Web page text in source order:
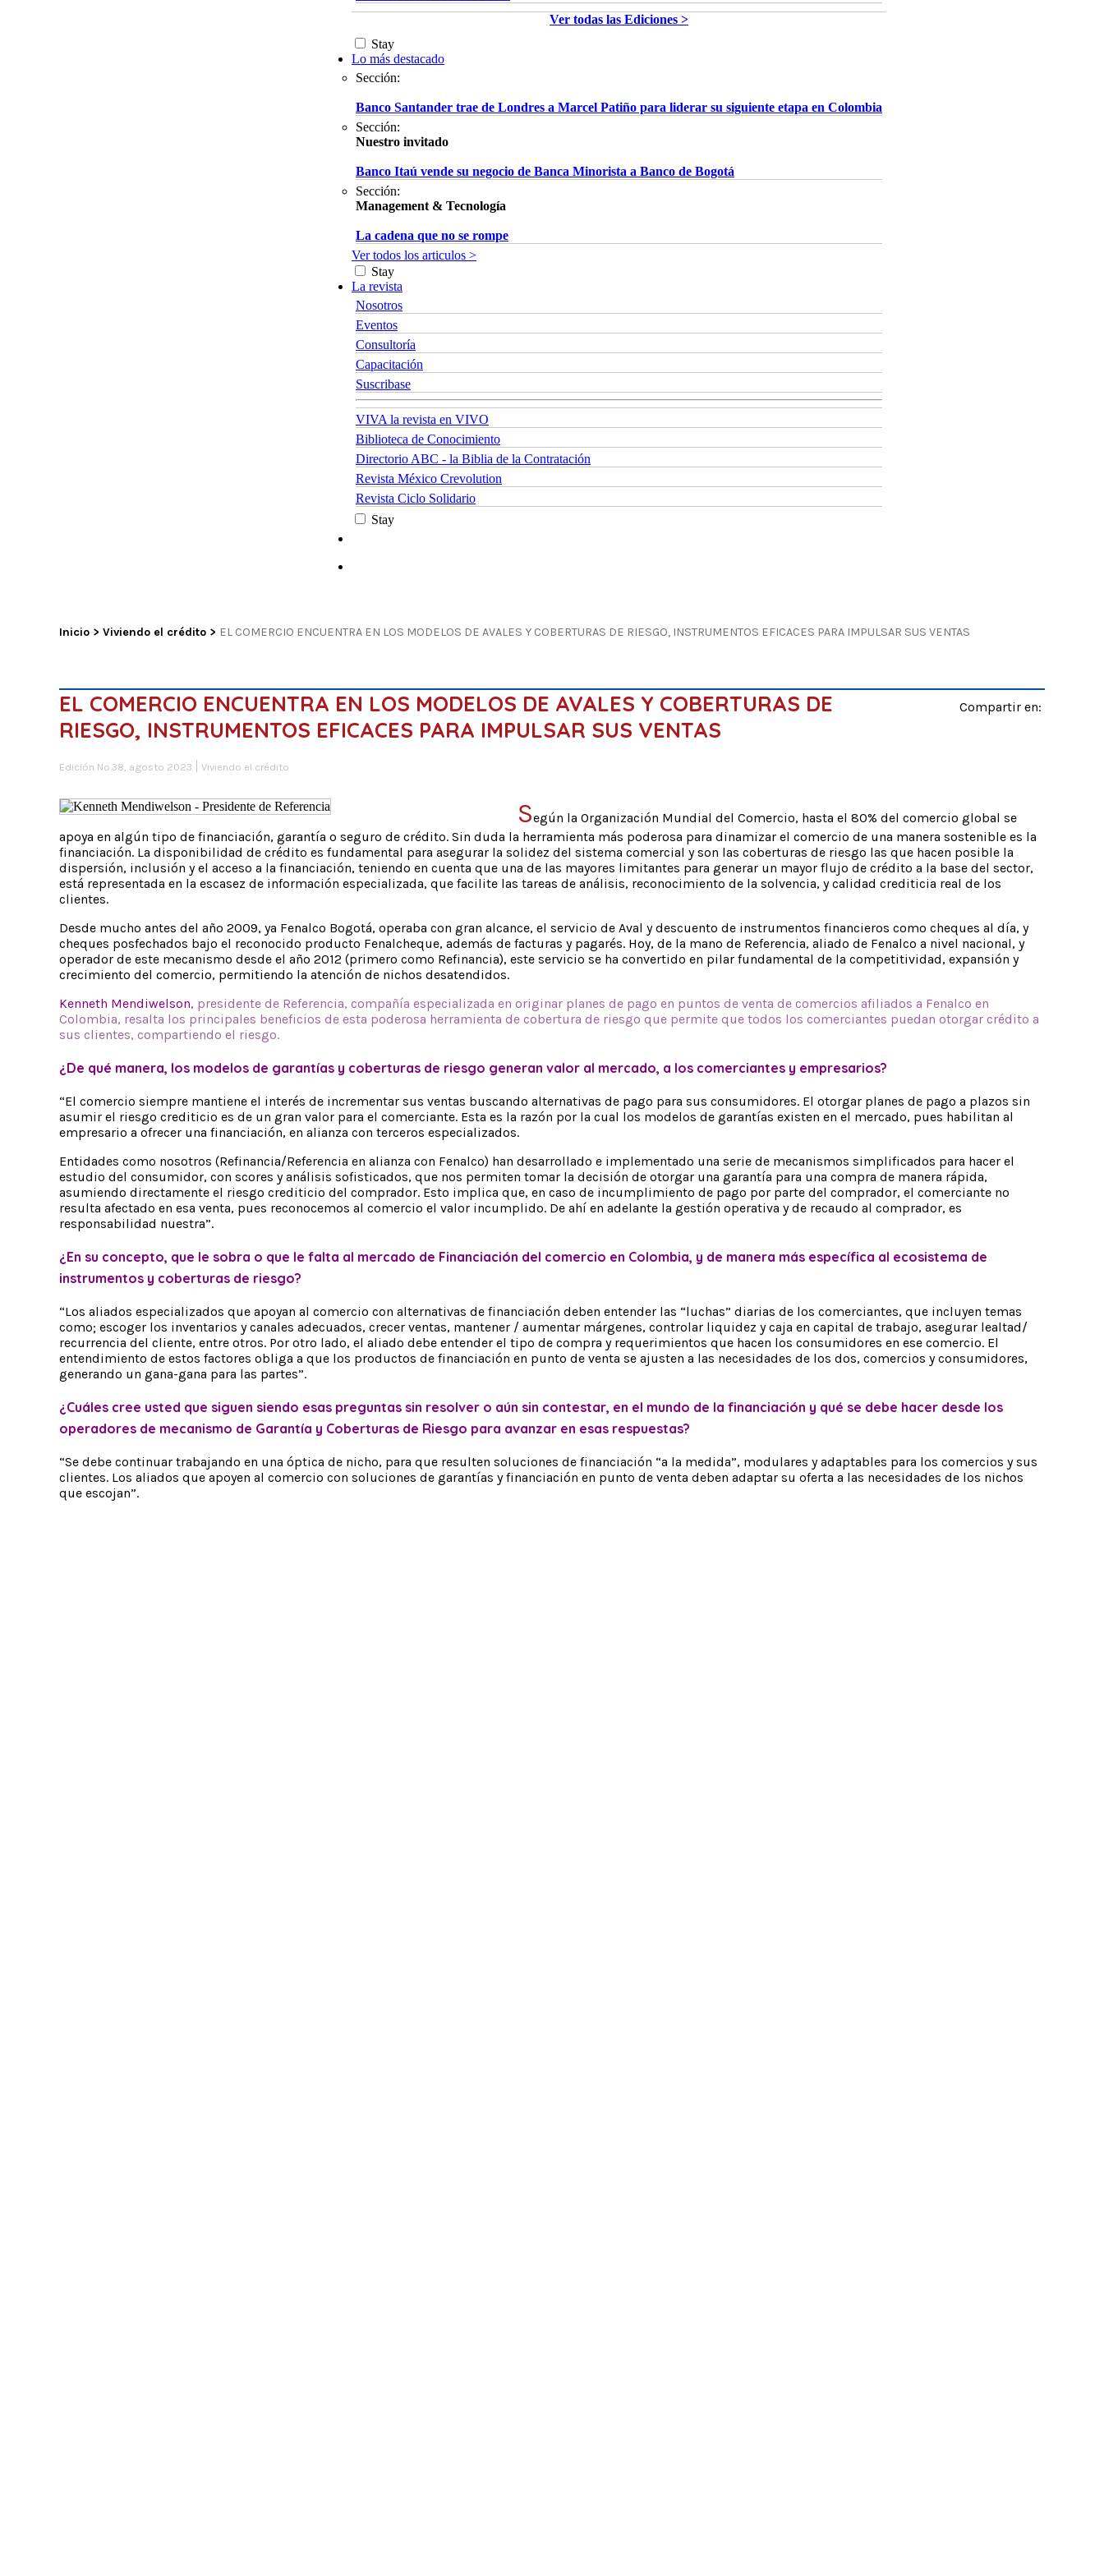
Ver todas las Ediciones >
Stay
Lo más destacado
Sección:
Banco Santander trae de Londres a Marcel Patiño para liderar su siguiente etapa en Colombia
Sección:
Nuestro invitado
Banco Itaú vende su negocio de Banca Minorista a Banco de Bogotá
Sección:
Management & Tecnología
La cadena que no se rompe
Ver todos los articulos >
Stay
La revista
Nosotros
Eventos
Consultoría
Capacitación
Suscribase
VIVA la revista en VIVO
Biblioteca de Conocimiento
Directorio ABC - la Biblia de la Contratación
Revista México Crevolution
Revista Ciclo Solidario
Stay
Inicio > Viviendo el crédito > EL COMERCIO ENCUENTRA EN LOS MODELOS DE AVALES Y COBERTURAS DE RIESGO, INSTRUMENTOS EFICACES PARA IMPULSAR SUS VENTAS
EL COMERCIO ENCUENTRA EN LOS MODELOS DE AVALES Y COBERTURAS DE
RIESGO, INSTRUMENTOS EFICACES PARA IMPULSAR SUS VENTAS
Compartir en:
Edición No.38, agosto 2023 Viviendo el crédito
Según la Organización Mundial del Comercio, hasta el 80% del comercio global se
apoya en algún tipo de financiación, garantía o seguro de crédito. Sin duda la herramienta más poderosa para dinamizar el comercio de una manera sostenible es la
financiación. La disponibilidad de crédito es fundamental para asegurar la solidez del sistema comercial y son las coberturas de riesgo las que hacen posible la
dispersión, inclusión y el acceso a la financiación, teniendo en cuenta que una de las mayores limitantes para generar un mayor flujo de crédito a la base del sector,
está representada en la escasez de información especializada, que facilite las tareas de análisis, reconocimiento de la solvencia, y calidad crediticia real de los
clientes.
Desde mucho antes del año 2009, ya Fenalco Bogotá, operaba con gran alcance, el servicio de Aval y descuento de instrumentos financieros como cheques al día, y
cheques posfechados bajo el reconocido producto Fenalcheque, además de facturas y pagarés. Hoy, de la mano de Referencia, aliado de Fenalco a nivel nacional, y
operador de este mecanismo desde el año 2012 (primero como Refinancia), este servicio se ha convertido en pilar fundamental de la competitividad, expansión y
crecimiento del comercio, permitiendo la atención de nichos desatendidos.
Kenneth Mendiwelson, presidente de Referencia, compañía especializada en originar planes de pago en puntos de venta de comercios afiliados a Fenalco en
Colombia, resalta los principales beneficios de esta poderosa herramienta de cobertura de riesgo que permite que todos los comerciantes puedan otorgar crédito a
sus clientes, compartiendo el riesgo.
¿De qué manera, los modelos de garantías y coberturas de riesgo generan valor al mercado, a los comerciantes y empresarios?
“El comercio siempre mantiene el interés de incrementar sus ventas buscando alternativas de pago para sus consumidores. El otorgar planes de pago a plazos sin
asumir el riesgo crediticio es de un gran valor para el comerciante. Esta es la razón por la cual los modelos de garantías existen en el mercado, pues habilitan al
empresario a ofrecer una financiación, en alianza con terceros especializados.
Entidades como nosotros (Refinancia/Referencia en alianza con Fenalco) han desarrollado e implementado una serie de mecanismos simplificados para hacer el
estudio del consumidor, con scores y análisis sofisticados, que nos permiten tomar la decisión de otorgar una garantía para una compra de manera rápida,
asumiendo directamente el riesgo crediticio del comprador. Esto implica que, en caso de incumplimiento de pago por parte del comprador, el comerciante no
resulta afectado en esa venta, pues reconocemos al comercio el valor incumplido. De ahí en adelante la gestión operativa y de recaudo al comprador, es
responsabilidad nuestra”.
¿En su concepto, que le sobra o que le falta al mercado de Financiación del comercio en Colombia, y de manera más específica al ecosistema de
instrumentos y coberturas de riesgo?
“Los aliados especializados que apoyan al comercio con alternativas de financiación deben entender las “luchas” diarias de los comerciantes, que incluyen temas
como; escoger los inventarios y canales adecuados, crecer ventas, mantener / aumentar márgenes, controlar liquidez y caja en capital de trabajo, asegurar lealtad/
recurrencia del cliente, entre otros. Por otro lado, el aliado debe entender el tipo de compra y requerimientos que hacen los consumidores en ese comercio. El
entendimiento de estos factores obliga a que los productos de financiación en punto de venta se ajusten a las necesidades de los dos, comercios y consumidores,
generando un gana-gana para las partes”.
¿Cuáles cree usted que siguen siendo esas preguntas sin resolver o aún sin contestar, en el mundo de la financiación y qué se debe hacer desde los
operadores de mecanismo de Garantía y Coberturas de Riesgo para avanzar en esas respuestas?
“Se debe continuar trabajando en una óptica de nicho, para que resulten soluciones de financiación “a la medida”, modulares y adaptables para los comercios y sus
clientes. Los aliados que apoyen al comercio con soluciones de garantías y financiación en punto de venta deben adaptar su oferta a las necesidades de los nichos
que escojan”.